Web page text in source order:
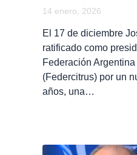
14 enero, 2026
El 17 de diciembre
ratificado como
Federación
(Federcitrus) por un
años, una…